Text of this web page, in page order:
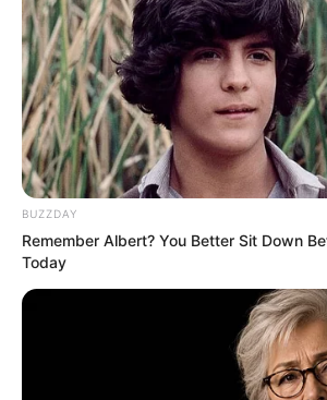
Did They Lie To Us In This
BRAINBERRIES